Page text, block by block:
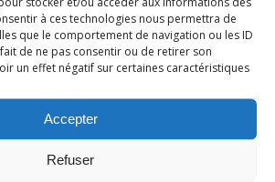
à ces technologies nous permettra de
que le comportement de navigation ou les ID
de ne pas consentir ou de retirer son
un effet négatif sur certaines caractéristiques
Accepter
Refuser
Administrateur